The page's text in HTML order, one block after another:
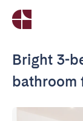
Bright 3-
bathroom